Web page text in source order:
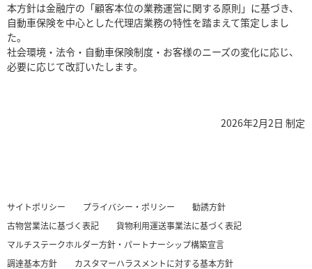
本方針は金融庁の「顧客本位の業務運営に関する原則」に基づき、
自動車保険を中心とした代理店業務の特性を踏まえて策定しまし
た。
社会環境・法令・自動車保険制度・お客様のニーズの変化に応じ、
必要に応じて改訂いたします。
2026年2月2日 制定
サイトポリシー プライバシー・ポリシー
勧誘方針
古物営業法に基づく表記
貨物利用運送事業法に基づく表記
マルチステークホルダー方針・パートナーシップ構築宣言
調達基本方針
カスタマーハラスメントに対する基本方針